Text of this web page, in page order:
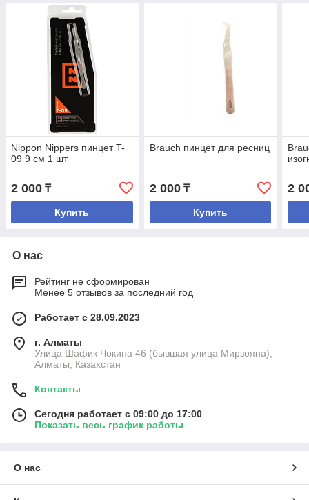
Nippon Nippers пинцет T-
09 9 см 1 шт
2 000 ₸
Купить
Brauch пинцет для ресниц
2 000₸
Купить
2
О нас
Рейтинг не сформирован
Менее 5 отзывов за последний год
Работает с 28.09.2023
г. Алматы
Улица Шафик Чокина 46 (бывшая улица Мирзояна),
Алматы, Казахстан
Контакты
Сегодня работает с 09:00 до 17:00
Показать весь график работы
О нас